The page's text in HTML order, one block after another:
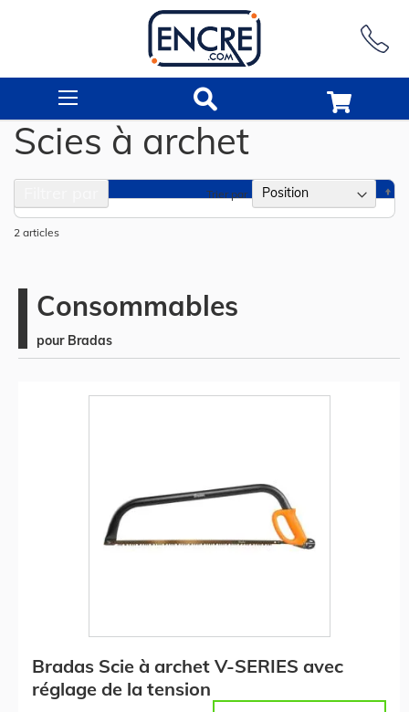
Scies à archet
2 articles
Trier par
Consommables
pour Bradas
Bradas Scie à archet V-SERIES avec
réglage de la tension